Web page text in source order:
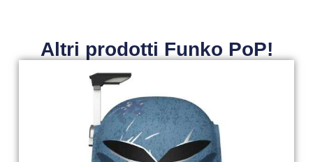
Altri prodotti Funko PoP!